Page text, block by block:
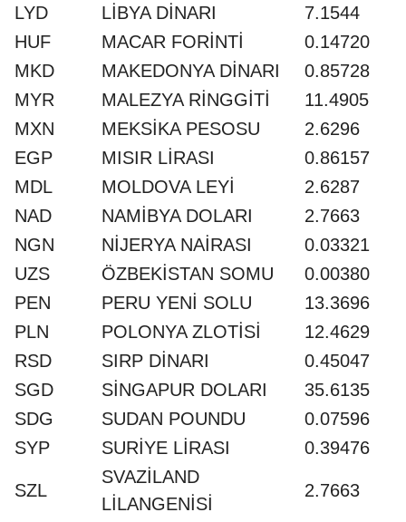
LYD LİBYA DİNARI
7.1544
HUF
MACAR FORİNTİ
0.14720
MKD
MAKEDONYA DİNARI
0.85728
MYR
MALEZYA RİNGGİTİ
11.4905
MXN
MEKSİKA PESOSU
2.6296
EGP
MISIR LİRASI
0.86157
MDL
MOLDOVA LEYİ
2.6287
NAD
NAMİBYA DOLARI
2.7663
NGN
NİJERYA NAİRASI
0.03321
UZS
ÖZBEKİSTAN SOMU
0.00380
PEN
PERU YENİ SOLU
13.3696
PLN
POLONYA ZLOTİSİ
12.4629
RSD
SIRP DİNARI
0.45047
SGD
SİNGAPUR DOLARI
35.6135
SDG
SUDAN POUNDU
0.07596
SYP
SURİYE LİRASI 0.39476
SZL
SVAZİLAND
LİLANGENİSİ
2.7663